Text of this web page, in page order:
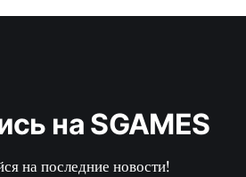
на SGAMES
на последние новости!